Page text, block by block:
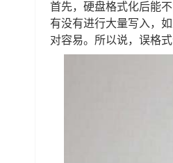
首先，硬盘格式化后能
有没有进行大量写入，
对容易。所以说，误格